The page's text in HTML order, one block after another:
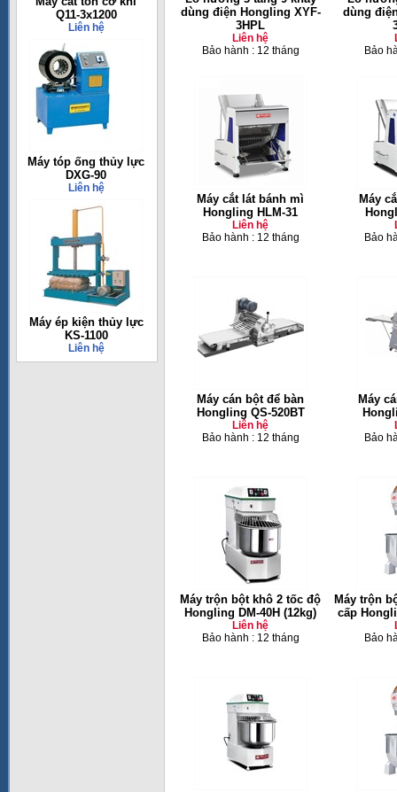
Q11-3x1200
Liên hệ
Máy tóp ống thủy lực
DXG-90
Liên hệ
Máy ép kiện thủy lực
KS-1100
Liên hệ
dùng điện Hongling XYF-
3HPL
Liên hệ
Bảo hành : 12 tháng
dùng
Bảo
Máy cắt lát bánh mì
Hongling HLM-31
Liên hệ
Bảo hành : 12 tháng
Máy
Bảo
Máy cán bột để bàn
Hongling QS-520BT
Liên hệ
Bảo hành : 12 tháng
Máy
Bảo
Máy trộn bột khô 2 tốc độ
Hongling DM-40H (12kg)
Liên hệ
Bảo hành : 12 tháng
Máy trộn
cấp
Bảo